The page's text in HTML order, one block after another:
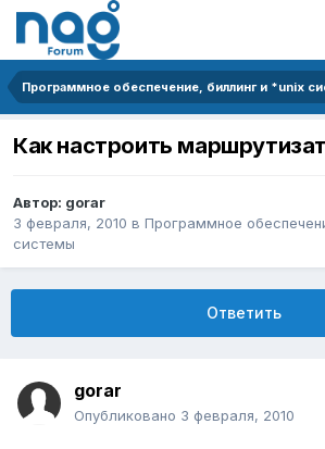
Программное обеспечение, биллинг и *unix
Как настроить
Автор: gorar
3 февраля, 2010 в Программное
системы
Ответить
gorar
Опубликовано 3 февраля, 2010